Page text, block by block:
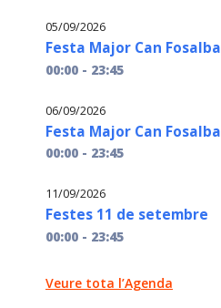
05/09/2026
Festa Major Can Fosalba
00:00 - 23:45
06/09/2026
Festa Major Can Fosalba
00:00 - 23:45
11/09/2026
Festes 11 de setembre
00:00 - 23:45
Veure tota l’Agenda